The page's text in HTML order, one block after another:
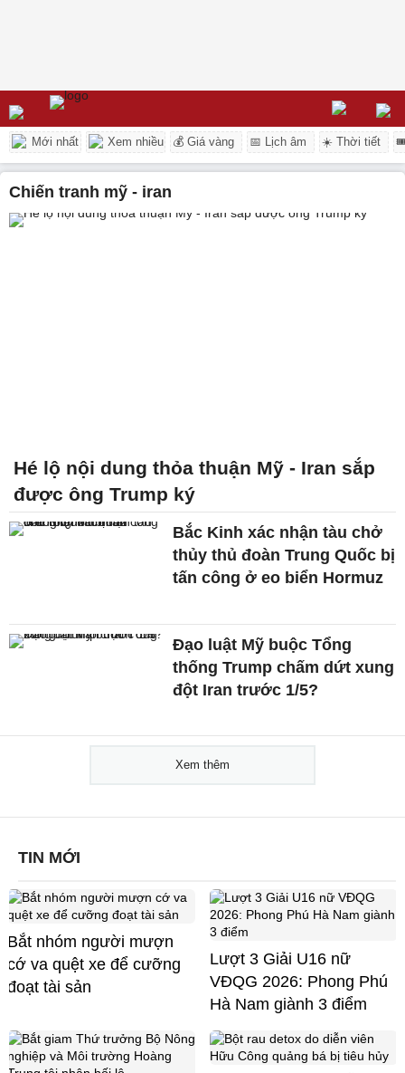
Mới nhất Xem nhiều 💰 Giá vàng 📅 Lịch âm ☀️ Thời tiết
chiến tranh mỹ - iran
Hé lộ nội dung thỏa thuận Mỹ - Iran sắp
được ông Trump ký
Bắc Kinh xác nhận tàu chở
thủy thủ đoàn Trung Quốc bị
tấn công ở eo biển Hormuz
Đạo luật Mỹ buộc Tổng
thống Trump chấm dứt xung
đột Iran trước 1/5?
Xem thêm
TIN MỚI
Bắt nhóm người mượn
cớ va quệt xe để cưỡng
đoạt tài sản
Lượt 3 Giải U16 nữ
VĐQG 2026: Phong Phú
Hà Nam giành 3 điểm